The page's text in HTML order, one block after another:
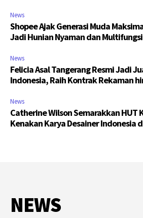
News
Shopee Ajak Generasi Muda
Jadi Hunian Nyaman dan Multifungsi
News
Felicia Asal Tangerang Resmi Jadi
Indonesia, Raih Kontrak Rekaman
News
Catherine Wilson Semarakkan HUT
Kenakan Karya Desainer Indonesia
NEWS